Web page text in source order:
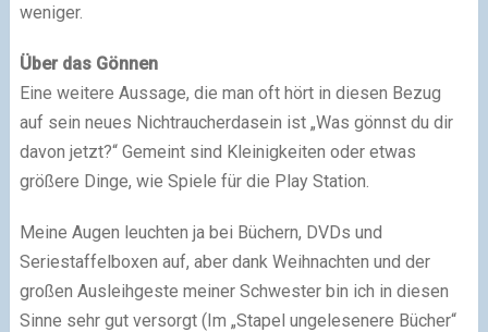
weniger.
Über das Gönnen
Eine weitere Aussage, die man oft hört in diesen Bezug
auf sein neues Nichtraucherdasein ist „Was gönnst du dir
davon jetzt?“ Gemeint sind Kleinigkeiten oder etwas
größere Dinge, wie Spiele für die Play Station.
Meine Augen leuchten ja bei Büchern, DVDs und
Seriestaffelboxen auf, aber dank Weihnachten und der
großen Ausleihgeste meiner Schwester bin ich in diesen
Sinne sehr gut versorgt (Im „Stapel ungelesenere Bücher“